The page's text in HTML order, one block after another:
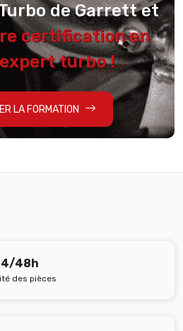
de Garrett et
certification en
turbo !
LA FORMATION
48h
des pièces